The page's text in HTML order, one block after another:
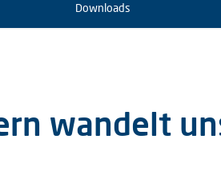
Downloads
wandelt